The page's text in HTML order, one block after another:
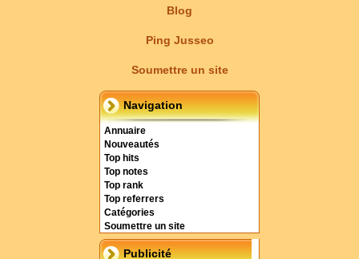
Blog
Ping Jusseo
Soumettre un site
Navigation
Annuaire
Nouveautés
Top hits
Top notes
Top rank
Top referrers
Catégories
Soumettre un site
Publicité